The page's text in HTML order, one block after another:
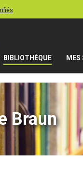
BIBLIOTHÈQUE MES
Braun